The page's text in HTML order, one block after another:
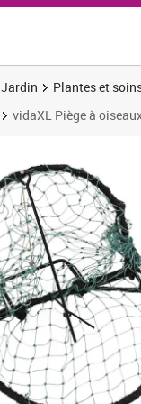
Jardin
Plantes et
vidaXL Piège à